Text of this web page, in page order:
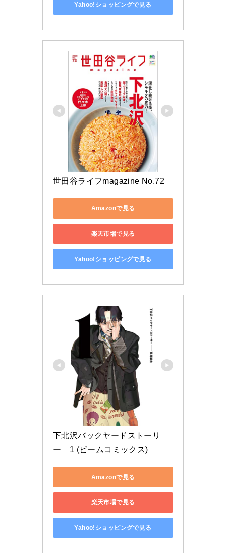
Yahoo!ショッピングで見る
世田谷ライフmagazine No.72
Amazonで見る
楽天市場で見る
Yahoo!ショッピングで見る
下北沢バックヤードストーリ
ー　1 (ビームコミックス)
Amazonで見る
楽天市場で見る
Yahoo!ショッピングで見る